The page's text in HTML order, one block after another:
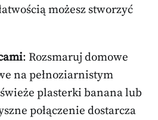
możesz stworzyć
: Rozsmaruj domowe
na pełnoziarnistym
plasterki banana lub
połączenie dostarcza